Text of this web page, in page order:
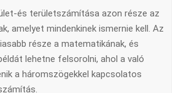
és területszámítása azon része az
amelyet mindenkinek ismernie kell. Az
része a matematikának, és
lehetne felsorolni, ahol a való
a háromszögekkel kapcsolatos